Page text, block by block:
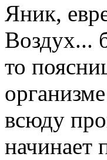
Яник,
Воздух...
то
всюду
начинает